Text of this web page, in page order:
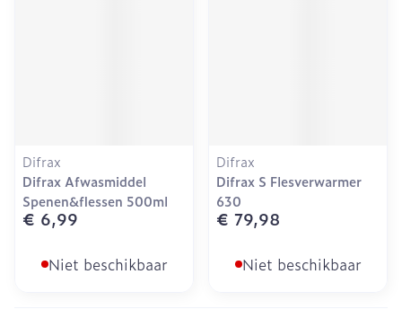
Difrax
Difrax Afwasmiddel
Spenen&flessen 500ml
€ 6,99
Niet beschikbaar
Difrax
Difrax S Flesverwarmer
630
€ 79,98
Niet beschikbaar